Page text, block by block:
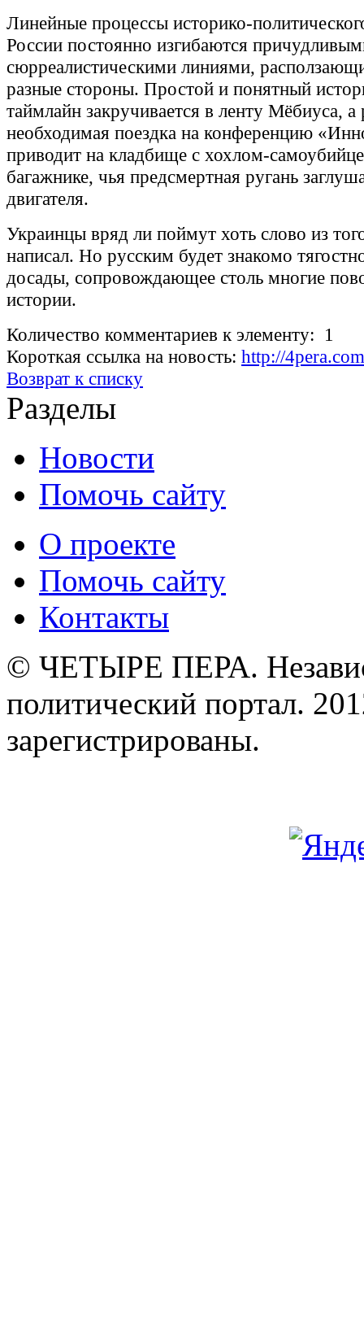
Линейные процессы историко-
России постоянно изгибаются
сюрреалистическими линиями,
разные стороны. Простой и понятный
таймлайн закручивается в ленту Мёбиуса, а
необходимая поездка на конференцию
приводит на кладбище с хохлом-
багажнике, чья предсмертная ругань
двигателя.
Украинцы вряд ли поймут хоть слово из
написал. Но русским будет знакомо
досады, сопровождающее столь многие
истории.
Количество комментариев к элементу: 1
Короткая ссылка на новость: http://
Возврат к списку
Разделы
Новости
Помочь сайту
О проекте
Помочь сайту
Контакты
© ЧЕТЫРЕ ПЕРА.
политический портал.
зарегистрированы.